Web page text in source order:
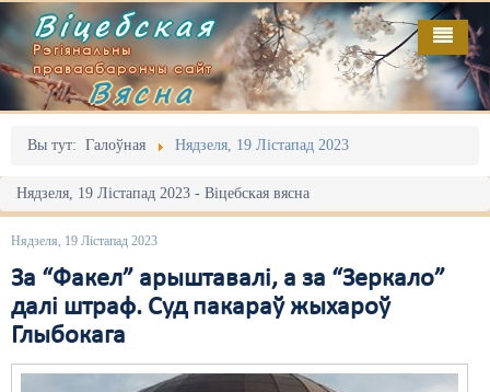
Віцебская
Рэгіянальны
праваабарончы сайт
Вясна
Вы тут: Галоўная Нядзеля, 19 Лістапад 2023
Нядзеля, 19 Лістапад 2023 - Віцебская вясна
Нядзеля, 19 Лістапад 2023
За “Факел” арыштавалі, а за “Зеркало”
далі штраф. Суд пакараў жыхароў
Глыбокага
Галоўная
Адміністрацыйны перасьлед
Акцыі
Выбары
Грамадзянскія ініцыятывы
Дзяржава
Выданьні
Відэа
Пра нас
RSS